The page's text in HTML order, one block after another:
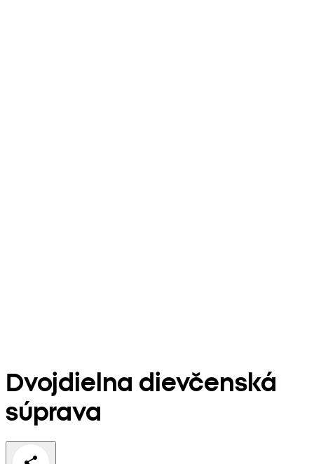
Dvojdielna dievčenská
súprava